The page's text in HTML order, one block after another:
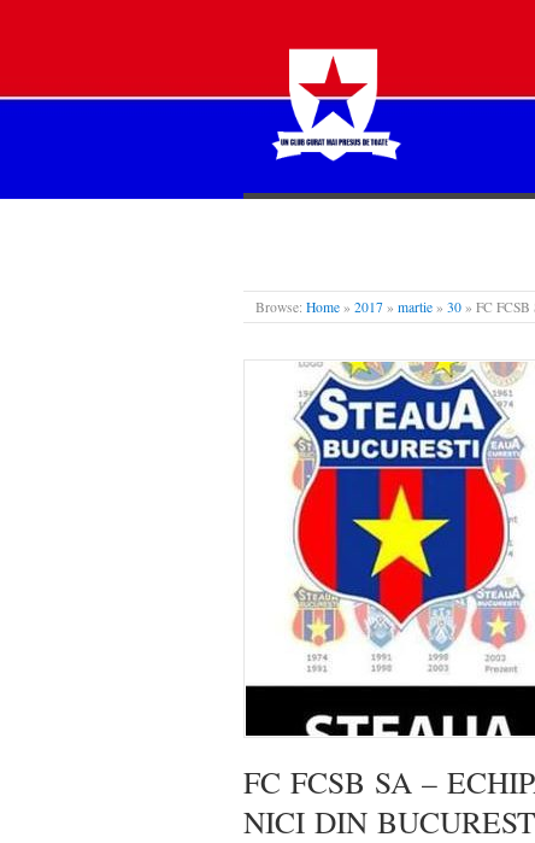
STEAUA LIBERĂ
Browse: Home » 2017 » martie » 30 » FC FCSB
FC FCSB SA –
NICI DIN